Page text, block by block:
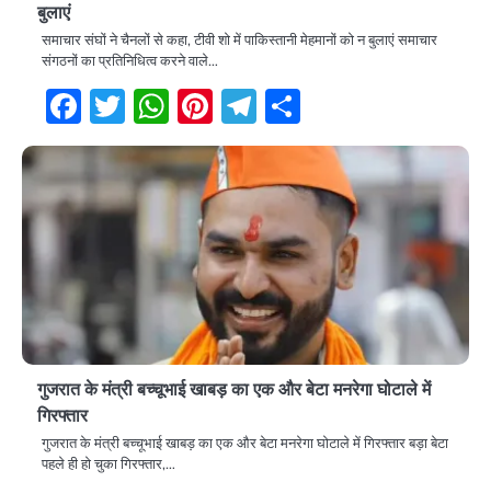
बुलाएं
समाचार संघों ने चैनलों से कहा, टीवी शो में पाकिस्तानी मेहमानों को न बुलाएं समाचार
संगठनों का प्रतिनिधित्व करने वाले…
Facebook
Twitter
WhatsApp
Pinterest
Telegram
गुजरात के मंत्री बच्चूभाई खाबड़ का एक और बेटा मनरेगा घोटाले में
गिरफ्तार
गुजरात के मंत्री बच्चूभाई खाबड़ का एक और बेटा मनरेगा घोटाले में गिरफ्तार बड़ा बेटा
पहले ही हो चुका गिरफ्तार,…